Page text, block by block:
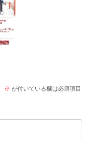
※ が付いている欄は必須項目